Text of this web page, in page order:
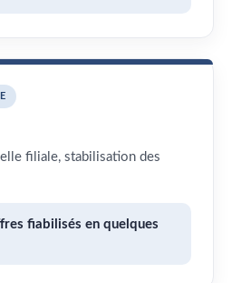
filiale, stabilisation des
fiabilisés en quelques